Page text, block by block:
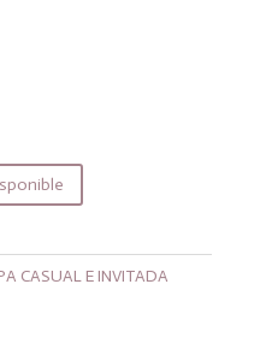
CASUAL E INVITADA